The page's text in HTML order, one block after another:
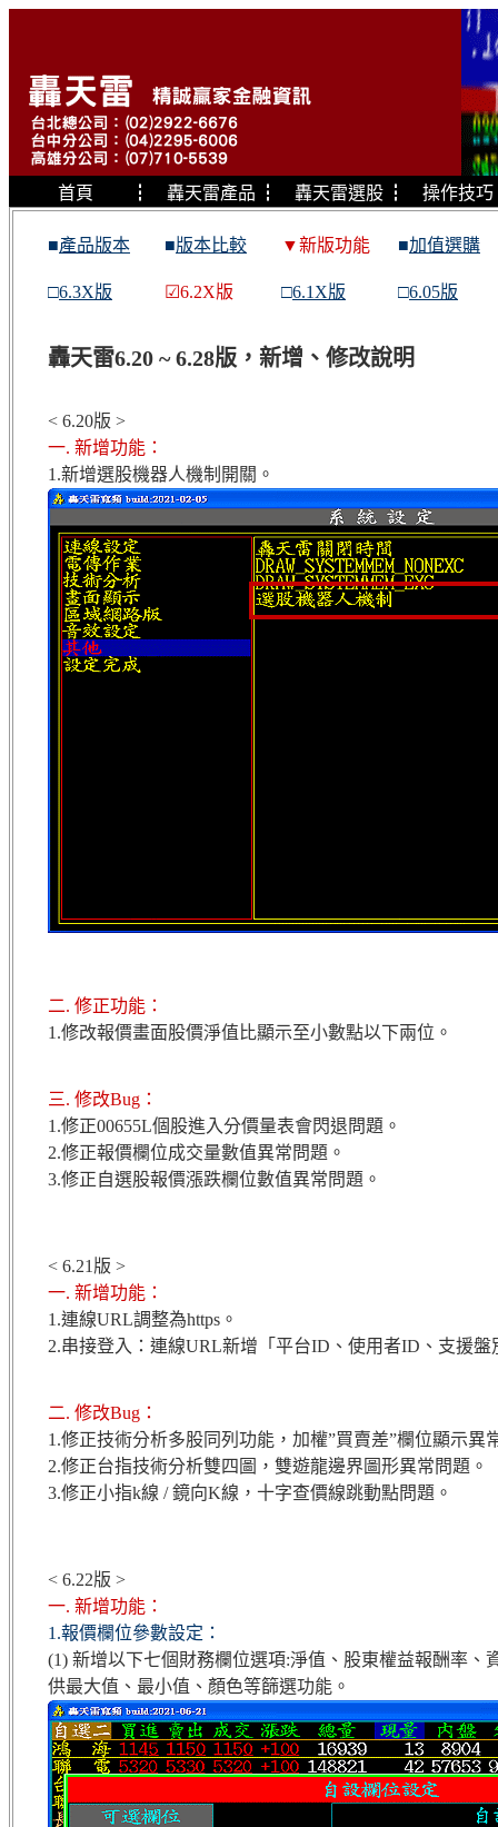
首頁 ┇ 轟天雷產品 ┇ 轟天雷選股 ┇ 操作技巧
■產品版本 ■版本比較 ▼新版功能 ■加值選購
□6.3X版 ☑6.2X版 □6.1X版 □6.05版
轟天雷6.20 ~ 6.28版，新增、修改說明
< 6.20版 >
一. 新增功能：
1.新增選股機器人機制開關。
二. 修正功能：
1.修改報價畫面股價淨值比顯示至小數點以下兩位。
三. 修改Bug：
1.修正00655L個股進入分價量表會閃退問題。
2.修正報價欄位成交量數值異常問題。
3.修正自選股報價漲跌欄位數值異常問題。
< 6.21版 >
一. 新增功能：
1.連線URL調整為https。
2.串接登入：連線URL新增「平台ID、使用者ID、支援
二. 修改Bug：
1.修正技術分析多股同列功能，加權”買賣差”欄位顯示異
2.修正台指技術分析雙四圖，雙遊龍邊界圖形異常問題。
3.修正小指k線 /鏡向K線，十字查價線跳動點問題。
< 6.22版 >
一. 新增功能：
1.報價欄位參數設定：
(1) 新增以下七個財務欄位選項:淨值、股東權益報酬率
供最大值、最小值、顏色等篩選功能。